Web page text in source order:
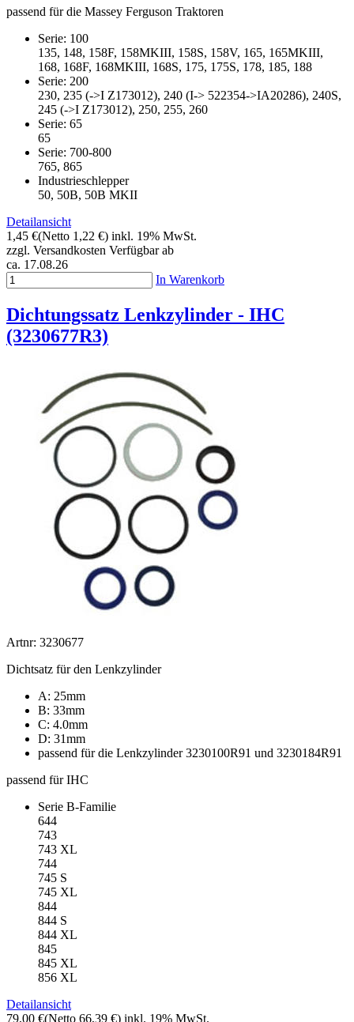
passend für die Massey Ferguson Traktoren
Serie: 100
135, 148, 158F, 158MKIII, 158S, 158V, 165, 165MKIII,
168, 168F, 168MKIII, 168S, 175, 175S, 178, 185, 188
Serie: 200
230, 235 (->I Z173012), 240 (I-> 522354->IA20286), 240S,
245 (->I Z173012), 250, 255, 260
Serie: 65
65
Serie: 700-800
765, 865
Industrieschlepper
50, 50B, 50B MKII
Detailansicht
1,45 €(Netto 1,22 €) inkl. 19% MwSt.
zzgl. Versandkosten Verfügbar ab
ca. 17.08.26
In Warenkorb
Dichtungssatz Lenkzylinder - IHC
(3230677R3)
Artnr: 3230677
Dichtsatz für den Lenkzylinder
A: 25mm
B: 33mm
C: 4.0mm
D: 31mm
passend für die Lenkzylinder 3230100R91 und 3230184R91
passend für IHC
Serie B-Familie
644
743
743 XL
744
745 S
745 XL
844
844 S
844 XL
845
845 XL
856 XL
Detailansicht
79,00 €(Netto 66,39 €) inkl. 19% MwSt.